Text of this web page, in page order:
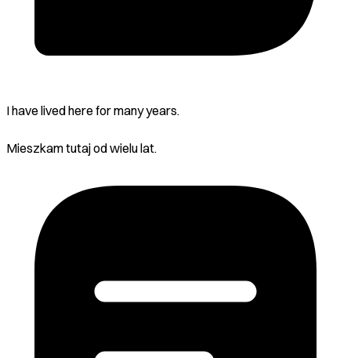
I have lived here for many years.
Mieszkam tutaj od wielu lat.